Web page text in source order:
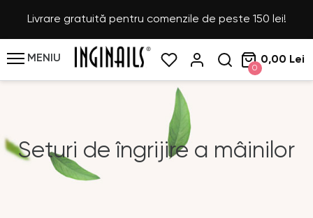
Livrare gratuită pentru comenzile de peste 150 lei!
MENIU
0
0,00 Lei
Seturi de îngrijire a mâinilor